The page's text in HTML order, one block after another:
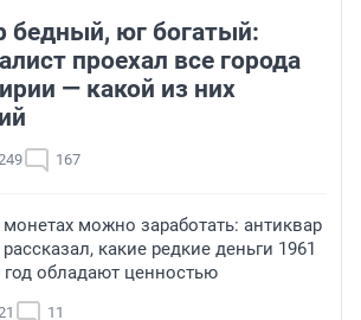
бедный, юг богатый:
проехал все города
— какой из них
167
монетах можно заработать: антиквар
какие редкие деньги 1961
год обладают ценностью
11